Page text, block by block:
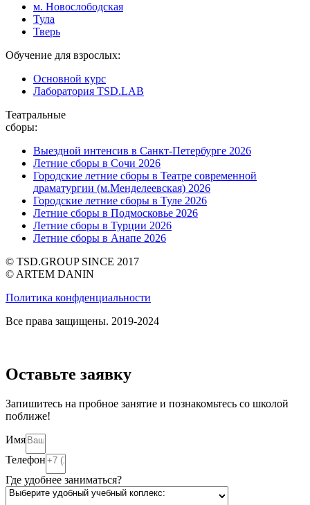
м. Новослободская
Тула
Тверь
Обучение для взрослых:
Основной курс
Лаборатория TSD.LAB
Театральные
сборы:
Выездной интенсив в Санкт-Петербурге 2026
Летние сборы в Сочи 2026
Городские летние сборы в Театре современной
драматургии (м.Менделеевская) 2026
Городские летние сборы в Туле 2026
Летние сборы в Подмосковье 2026
Летние сборы в Турции 2026
Летние сборы в Анапе 2026
© TSD.GROUP SINCE 2017
© ARTEM DANIN
Политика конфденциальности
Все права защищены. 2019-2024
Оставьте заявку
Запишитесь на пробное занятие и познакомьтесь со школой
поближе!
Имя
Телефон
Где удобнее заниматься?